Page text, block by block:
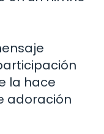
la hace
adoración